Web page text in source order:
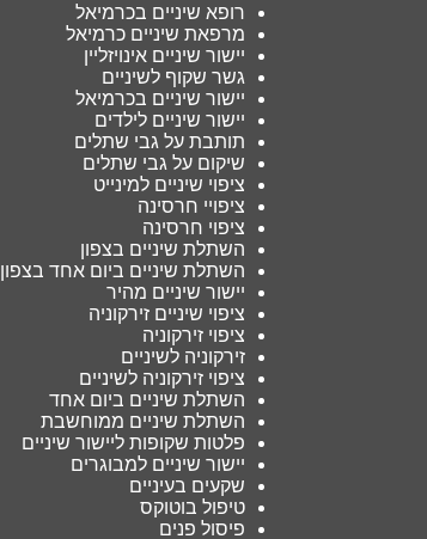
רופא שיניים בכרמיאל
מרפאת שיניים כרמיאל
יישור שיניים אינויזליין
גשר שקוף לשיניים
יישור שיניים בכרמיאל
יישור שיניים לילדים
תותבת על גבי שתלים
שיקום על גבי שתלים
ציפוי שיניים למינייט
ציפויי חרסינה
ציפוי חרסינה
השתלת שיניים בצפון
השתלת שיניים ביום אחד בצפון
יישור שיניים מהיר
ציפוי שיניים זירקוניה
ציפוי זירקוניה
זירקוניה לשיניים
ציפוי זירקוניה לשיניים
השתלת שיניים ביום אחד
השתלת שיניים ממוחשבת
פלטות שקופות ליישור שיניים
יישור שיניים למבוגרים
שקעים בעיניים
טיפול בוטוקס
פיסול פנים